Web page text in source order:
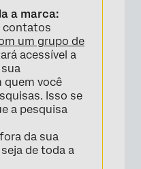
a marca:
contatos
um grupo de
acessível a
quem você
Isso se
a pesquisa
da sua
de toda a